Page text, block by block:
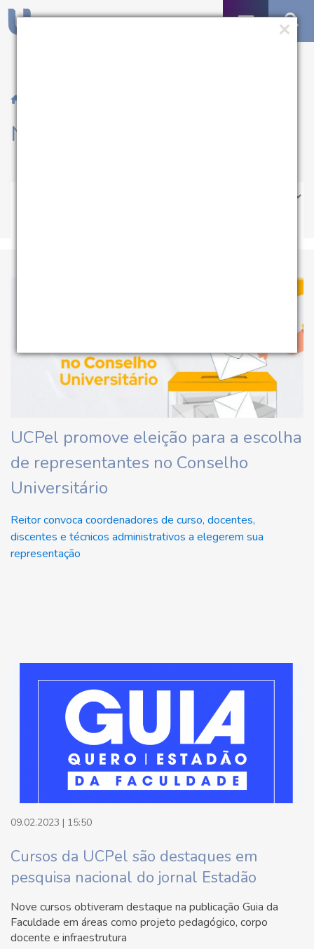
Notícias
UCPel promove eleição para a escolha
de representantes no Conselho
Universitário
Reitor convoca coordenadores de curso, docentes,
discentes e técnicos administrativos a elegerem sua
representação
09.02.2023 | 15:50
Cursos da UCPel são destaques em
pesquisa nacional do jornal Estadão
Nove cursos obtiveram destaque na publicação Guia da
Faculdade em áreas como projeto pedagógico, corpo
docente e infraestrutura